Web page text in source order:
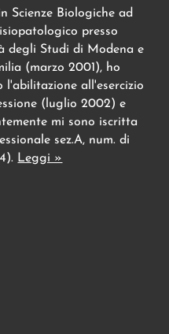
Scienze Biologiche ad
presso
degli Studi di Modena e
(marzo 2001), ho
l'abilitazione all'esercizio
(luglio 2002) e
mi sono iscritta
sez.A, num. di
Leggi »